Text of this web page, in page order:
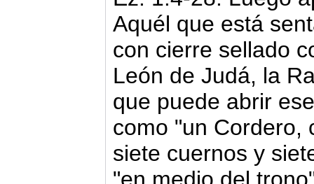
Aquél que está
con cierre sellado
León de Judá, la
que puede abrir
como "un Cordero,
siete cuernos y